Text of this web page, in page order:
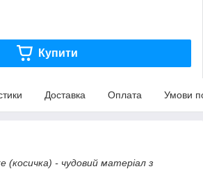
Купити
Доставка Оплата Умови
(косичка) - чудовий матеріал з